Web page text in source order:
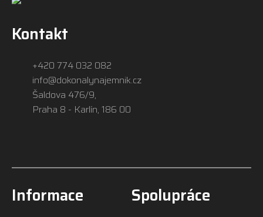
Kontakt
+420 774 032 082
info@dokonalynajemnik.cz
Šaldova 476/9,
Praha 8 - Karlín, 186 00
Informace Spolupráce